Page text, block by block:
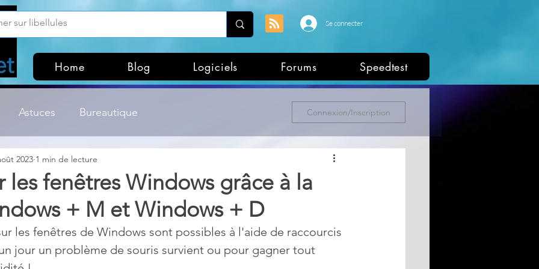
Se connecter
Home Blog Logiciels Forums Speedtest
Astuces Bureautique
Customisation Windows
de fichiers Gestion Système Graphisme
& Photoshop Linux
Connexion/Inscription
les fenêtres Windows grâce à la
+ M et Windows + D
2023 1 min de lecture
les fenêtres de Windows sont possibles à l'aide de raccourcis
jour un problème de souris survient ou pour gagner tout